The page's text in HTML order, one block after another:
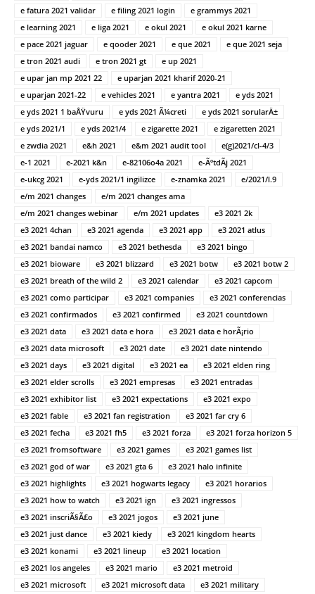
e fatura 2021 validar e filing 2021 login
e grammys 2021
e learning 2021
e liga 2021 e okul 2021
e okul 2021 karne
e pace 2021 jaguar
e qooder 2021 e que 2021
e que 2021 seja
e tron 2021 audi
e tron 2021 gt
e up 2021
e upar jan mp 2021 22
e uparjan 2021 kharif 2020-21
e uparjan 2021-22
e vehicles 2021 e yantra 2021
e yds 2021
e yds 2021 1 baÅŸvuru
e yds 2021 Ã¼creti
e yds 2021 sorularÄ±
e yds 2021/1
e yds 2021/4 e zigarette 2021
e zigaretten 2021
e zwdia 2021
e&h 2021 e&m 2021 audit tool
e(g)2021/cl-4/3
e-1 2021
e-2021 k&n e-82106o4a 2021
e-ÃºtdÃ­j 2021
e-ukcg 2021
e-yds 2021/1 ingilizce e-znamka 2021
e/2021/l.9
e/m 2021 changes
e/m 2021 changes ama
e/m 2021 changes webinar
e/m 2021 updates
e3 2021 2k
e3 2021 4chan
e3 2021 agenda e3 2021 app
e3 2021 atlus
e3 2021 bandai namco
e3 2021 bethesda
e3 2021 bingo
e3 2021 bioware
e3 2021 blizzard e3 2021 botw
e3 2021 botw 2
e3 2021 breath of the wild 2
e3 2021 calendar
e3 2021 capcom
e3 2021 como participar
e3 2021 companies
e3 2021 conferencias
e3 2021 confirmados
e3 2021 confirmed
e3 2021 countdown
e3 2021 data
e3 2021 data e hora
e3 2021 data e horÃ¡rio
e3 2021 data microsoft
e3 2021 date
e3 2021 date nintendo
e3 2021 days
e3 2021 digital e3 2021 ea
e3 2021 elden ring
e3 2021 elder scrolls
e3 2021 empresas
e3 2021 entradas
e3 2021 exhibitor list
e3 2021 expectations
e3 2021 expo
e3 2021 fable
e3 2021 fan registration
e3 2021 far cry 6
e3 2021 fecha
e3 2021 fh5 e3 2021 forza
e3 2021 forza horizon 5
e3 2021 fromsoftware
e3 2021 games
e3 2021 games list
e3 2021 god of war
e3 2021 gta 6
e3 2021 halo infinite
e3 2021 highlights
e3 2021 hogwarts legacy
e3 2021 horarios
e3 2021 how to watch
e3 2021 ign
e3 2021 ingressos
e3 2021 inscriÃ§Ã£o
e3 2021 jogos
e3 2021 june
e3 2021 just dance
e3 2021 kiedy
e3 2021 kingdom hearts
e3 2021 konami
e3 2021 lineup
e3 2021 location
e3 2021 los angeles
e3 2021 mario
e3 2021 metroid
e3 2021 microsoft
e3 2021 microsoft data
e3 2021 military